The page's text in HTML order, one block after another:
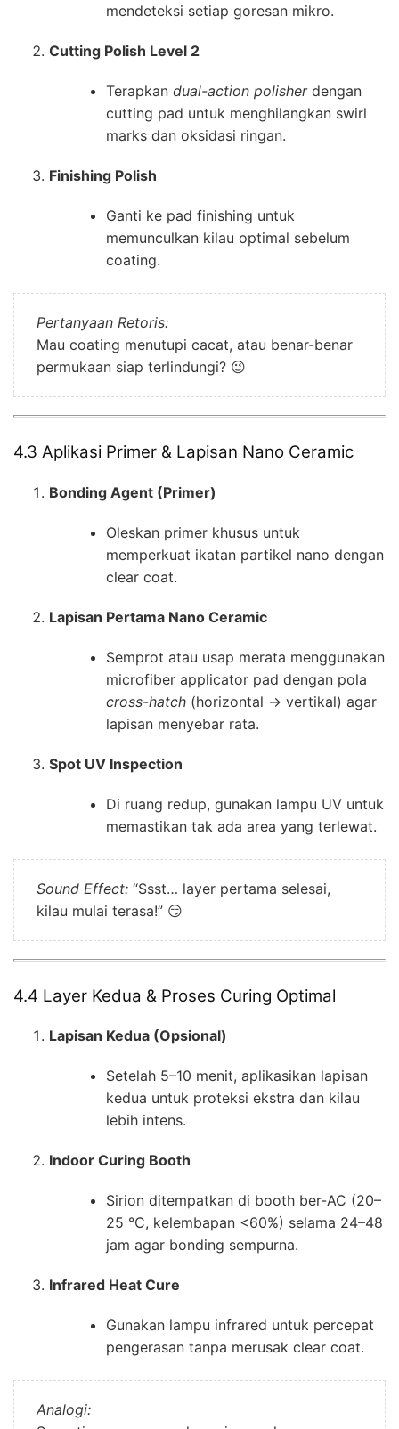
mendeteksi setiap goresan mikro.
Cutting Polish Level 2
Terapkan dual-action polisherdengan
cutting pad untuk menghilangkan swirl
marks dan oksidasi ringan.
Finishing Polish
Ganti ke pad finishing untuk
memunculkan kilau optimal sebelum
coating.
Pertanyaan Retoris:
Mau coating menutupi cacat, atau benar-benar
permukaan siap terlindungi? 😉
4.3 Aplikasi Primer & Lapisan Nano Ceramic
Bonding Agent (Primer)
Oleskan primer khusus untuk
memperkuat ikatan partikel nano dengan
clear coat.
Lapisan Pertama Nano Ceramic
Semprot atau usap merata menggunakan
microfiber applicator pad dengan pola
cross-hatch (horizontal → vertikal) agar
lapisan menyebar rata.
Spot UV Inspection
Di ruang redup, gunakan lampu UV untuk
memastikan tak ada area yang terlewat.
Sound Effect: “Ssst… layer pertama selesai,
kilau mulai terasa!” 😏
4.4 Layer Kedua & Proses Curing Optimal
Lapisan Kedua (Opsional)
Setelah 5–10 menit, aplikasikan lapisan
kedua untuk proteksi ekstra dan kilau
lebih intens.
Indoor Curing Booth
Sirion ditempatkan di booth ber-AC (20–
25 °C, kelembapan <60%) selama 24–48
jam agar bonding sempurna.
Infrared Heat Cure
Gunakan lampu infrared untuk percepat
pengerasan tanpa merusak clear coat.
Analogi: